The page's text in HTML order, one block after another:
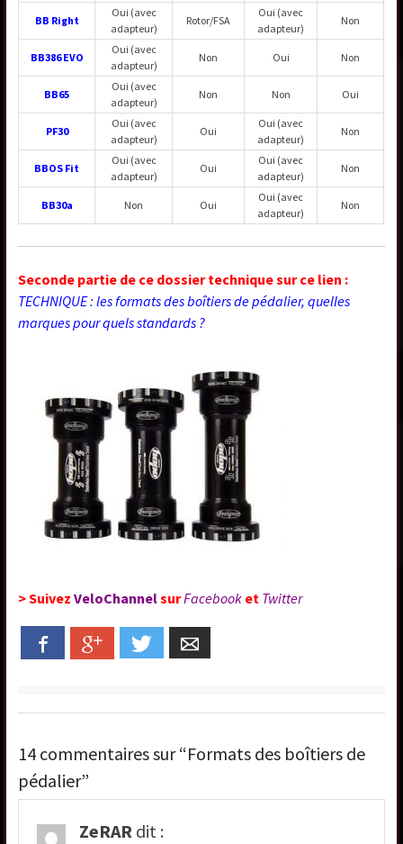
BB Right
Oui (avec
adapteur)
Rotor/FSA
Oui (avec
adapteur)
Non
BB386 EVO
Oui (avec
adapteur)
Non Oui Non
BB65
Oui (avec
adapteur)
Non Non Oui
PF30
Oui (avec
adapteur)
Oui
Oui (avec
adapteur)
Non
BBOS Fit
Oui (avec
adapteur)
Oui
Oui (avec
adapteur)
Non
BB30a Non Oui
Oui (avec
adapteur)
Non
Seconde partie de ce dossier technique sur ce lien :
TECHNIQUE : les formats des boîtiers de pédalier, quelles
marques pour quels standards ?
> Suivez VeloChannelsurFacebook et Twitter
Facebook Google+ Twitter
14 commentaires sur “Formats des boîtiers de
pédalier”
ZeRAR dit :